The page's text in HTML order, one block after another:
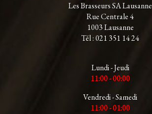
Les Brasseurs SA Lausanne
Rue Centrale 4
1003 Lausanne
Tél : 021 351 14 24
Lundi - Jeudi
11:00 - 00:00
Vendredi - Samedi
11:00 - 01:00